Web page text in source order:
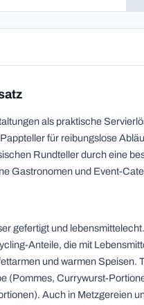
als praktische
für reibungslose
Rundteller durch eine
Gastronomen und Event-
gefertigt und
Anteile, die mit
und warmen Speisen.
(Pommes, Currywurst-
Auch in Metzgereien